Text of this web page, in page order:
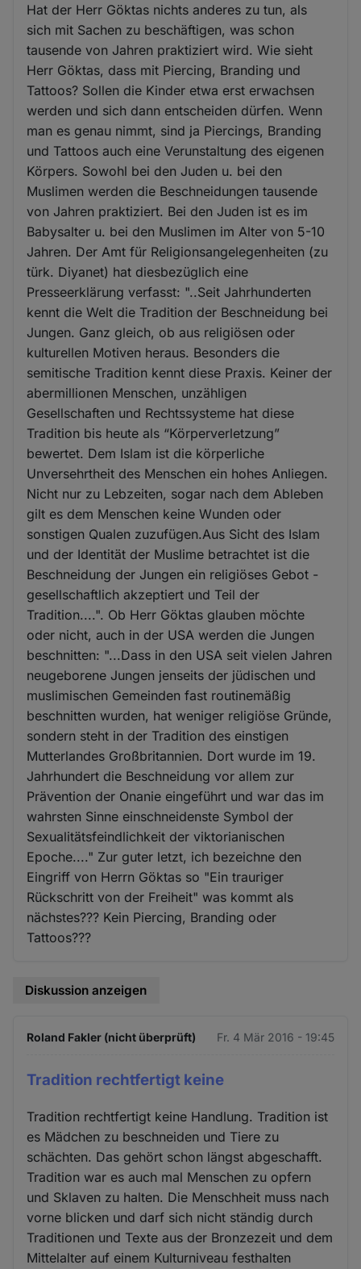
Hat der Herr Göktas nichts anderes zu tun, als
sich mit Sachen zu beschäftigen, was schon
tausende von Jahren praktiziert wird. Wie sieht
Herr Göktas, dass mit Piercing, Branding und
Tattoos? Sollen die Kinder etwa erst erwachsen
werden und sich dann entscheiden dürfen. Wenn
man es genau nimmt, sind ja Piercings, Branding
und Tattoos auch eine Verunstaltung des eigenen
Körpers. Sowohl bei den Juden u. bei den
Muslimen werden die Beschneidungen tausende
von Jahren praktiziert. Bei den Juden ist es im
Babysalter u. bei den Muslimen im Alter von 5-10
Jahren. Der Amt für Religionsangelegenheiten (zu
türk. Diyanet) hat diesbezüglich eine
Presseerklärung verfasst: "..Seit Jahrhunderten
kennt die Welt die Tradition der Beschneidung bei
Jungen. Ganz gleich, ob aus religiösen oder
kulturellen Motiven heraus. Besonders die
semitische Tradition kennt diese Praxis. Keiner der
abermillionen Menschen, unzähligen
Gesellschaften und Rechtssysteme hat diese
Tradition bis heute als “Körperverletzung”
bewertet. Dem Islam ist die körperliche
Unversehrtheit des Menschen ein hohes Anliegen.
Nicht nur zu Lebzeiten, sogar nach dem Ableben
gilt es dem Menschen keine Wunden oder
sonstigen Qualen zuzufügen.Aus Sicht des Islam
und der Identität der Muslime betrachtet ist die
Beschneidung der Jungen ein religiöses Gebot -
gesellschaftlich akzeptiert und Teil der
Tradition....". Ob Herr Göktas glauben möchte
oder nicht, auch in der USA werden die Jungen
beschnitten: "...Dass in den USA seit vielen Jahren
neugeborene Jungen jenseits der jüdischen und
muslimischen Gemeinden fast routinemäßig
beschnitten wurden, hat weniger religiöse Gründe,
sondern steht in der Tradition des einstigen
Mutterlandes Großbritannien. Dort wurde im 19.
Jahrhundert die Beschneidung vor allem zur
Prävention der Onanie eingeführt und war das im
wahrsten Sinne einschneidenste Symbol der
Sexualitätsfeindlichkeit der viktorianischen
Epoche...." Zur guter letzt, ich bezeichne den
Eingriff von Herrn Göktas so "Ein trauriger
Rückschritt von der Freiheit" was kommt als
nächstes??? Kein Piercing, Branding oder
Tattoos???
Diskussion anzeigen
Roland Fakler (nicht überprüft) Fr. 4 Mär 2016 - 19:45
Tradition rechtfertigt keine
Tradition rechtfertigt keine Handlung. Tradition ist
es Mädchen zu beschneiden und Tiere zu
schächten. Das gehört schon längst abgeschafft.
Tradition war es auch mal Menschen zu opfern
und Sklaven zu halten. Die Menschheit muss nach
vorne blicken und darf sich nicht ständig durch
Traditionen und Texte aus der Bronzezeit und dem
Mittelalter auf einem Kulturniveau festhalten